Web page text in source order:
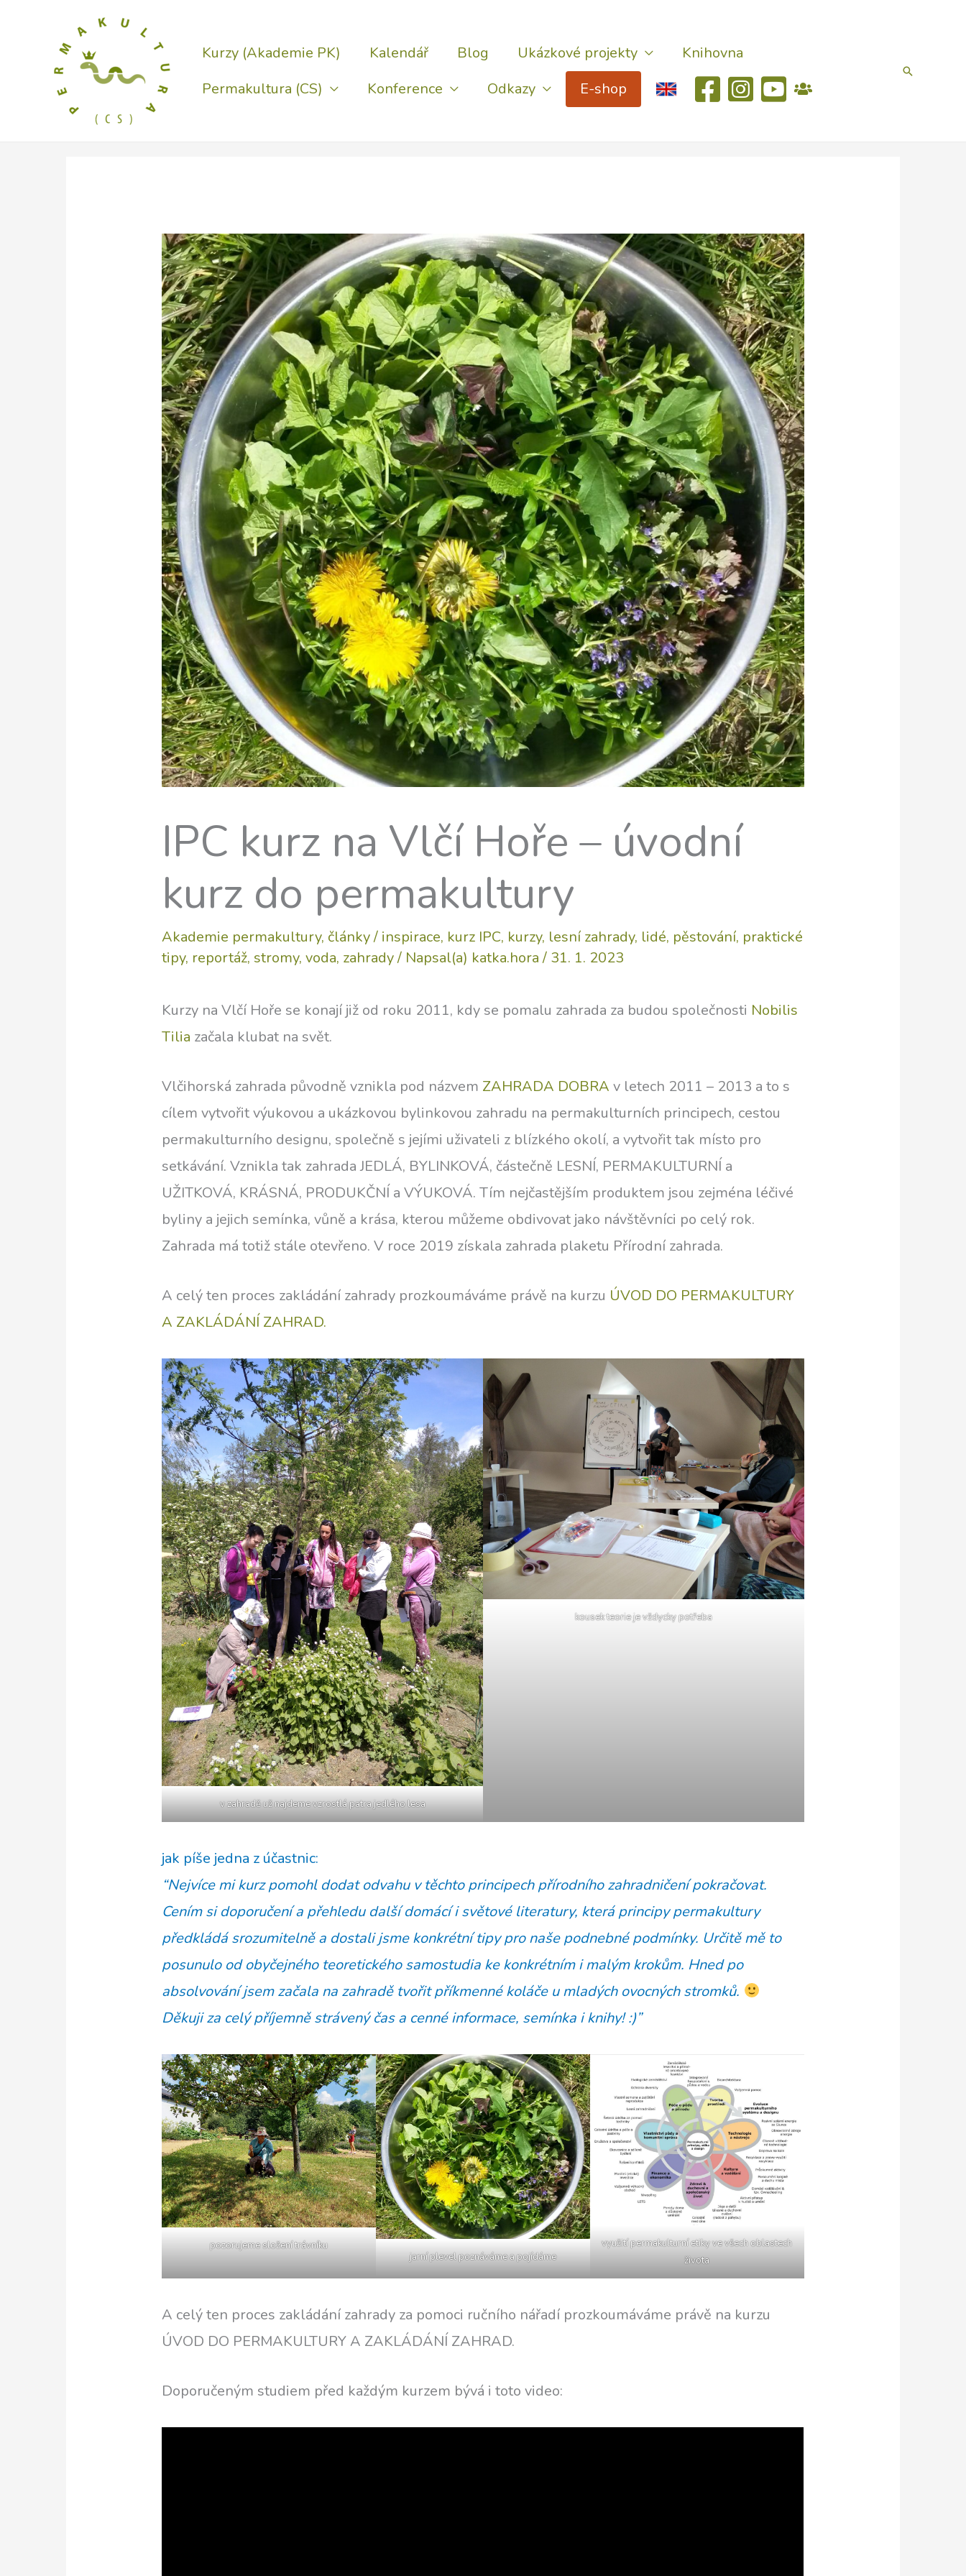
Kurzy (Akademie PK) Kalendář Blog Ukázkové projekty
Knihovna
Permakultura (CS)
Konference Odkazy E-shop
Hledat
IPC kurz na Vlčí Hoře – úvodní
kurz do permakultury
Akademie permakultury, články/ inspirace, kurz IPC, kurzy, lesní zahrady, lidé, pěstování, praktické
tipy, reportáž, stromy,voda, zahrady/ Napsal(a) katka.hora/ 31. 1. 2023
Kurzy na Vlčí Hoře se konají již od roku 2011, kdy se pomalu zahrada za budou společnosti Nobilis
Tilia začala klubat na svět.
Vlčihorská zahrada původně vznikla pod názvem ZAHRADA DOBRA v letech 2011 – 2013 a to s
cílem vytvořit výukovou a ukázkovou bylinkovou zahradu na permakulturních principech, cestou
permakulturního designu, společně s jejími uživateli z blízkého okolí, a vytvořit tak místo pro
setkávání. Vznikla tak zahrada JEDLÁ, BYLINKOVÁ, částečně LESNÍ, PERMAKULTURNÍ a
UŽITKOVÁ, KRÁSNÁ, PRODUKČNÍ a VÝUKOVÁ. Tím nejčastějším produktem jsou zejména léčivé
byliny a jejich semínka, vůně a krása, kterou můžeme obdivovat jako návštěvníci po celý rok.
Zahrada má totiž stále otevřeno. V roce 2019 získala zahrada plaketu Přírodní zahrada.
A celý ten proces zakládání zahrady prozkoumáváme právě na kurzu ÚVOD DO PERMAKULTURY
A ZAKLÁDÁNÍ ZAHRAD.
v zahradě už najdeme vzrostlá patra jedlého lesa
kousek teorie je vždycky potřeba
jak píše jedna z účastnic:
“Nejvíce mi kurz pomohl dodat odvahu v těchto principech přírodního zahradničení pokračovat.
Cením si doporučení a přehledu další domácí i světové literatury, která principy permakultury
předkládá srozumitelně a dostali jsme konkrétní tipy pro naše podnebné podmínky. Určitě mě to
posunulo od obyčejného teoretického samostudia ke konkrétním i malým krokům. Hned po
absolvování jsem začala na zahradě tvořit příkmenné koláče u mladých ovocných stromků.
Děkuji za celý příjemně strávený čas a cenné informace, semínka i knihy! :)”
pozorujeme složení trávníku
jarní plevel poznáváme a pojídáme
využití permakulturní etiky ve všech oblastech
života
A celý ten proces zakládání zahrady za pomoci ručního nářadí prozkoumáváme právě na kurzu
ÚVOD DO PERMAKULTURY A ZAKLÁDÁNÍ ZAHRAD.
Doporučeným studiem před každým kurzem bývá i toto video: